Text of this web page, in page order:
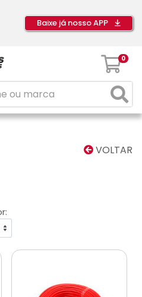
Baixe já nosso APP
0
VOLTAR